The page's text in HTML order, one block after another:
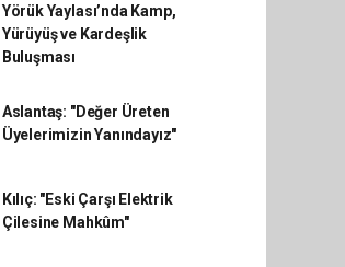
Yörük Yaylası’nda Kamp,
Yürüyüş ve Kardeşlik
Buluşması
Aslantaş: "Değer Üreten
Üyelerimizin Yanındayız"
Kılıç: "Eski Çarşı Elektrik
Çilesine Mahkûm"